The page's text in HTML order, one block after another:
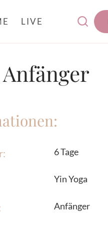
LIVE
6 Tage
Yin Yoga
Anfänger